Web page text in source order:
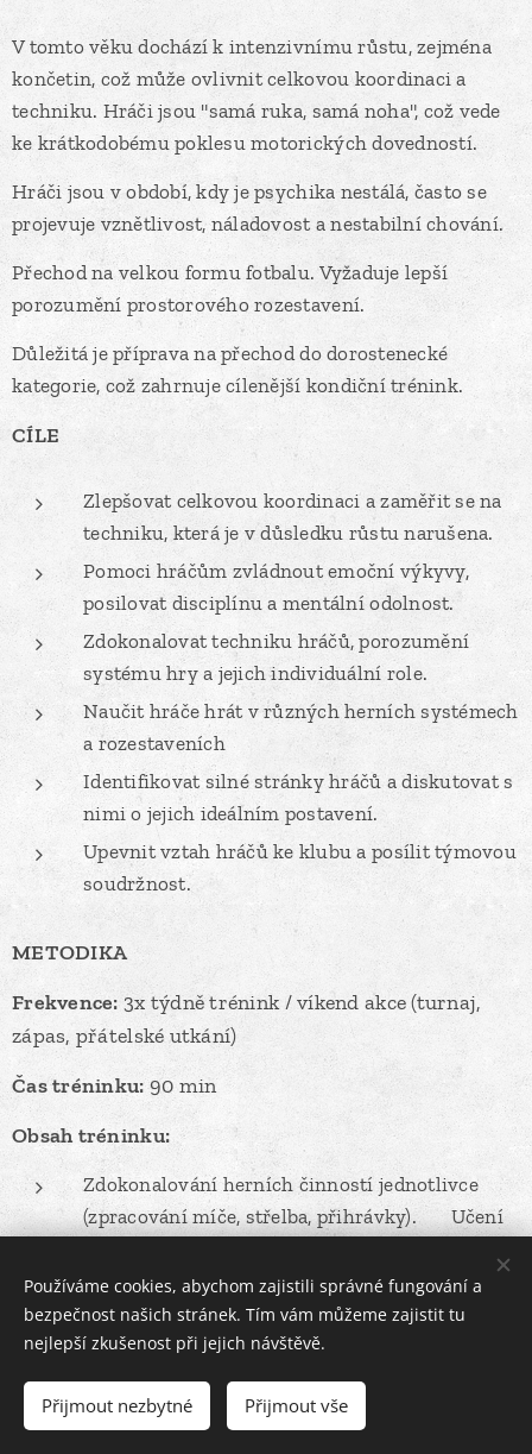
V tomto věku dochází k intenzivnímu růstu, zejména
končetin, což může ovlivnit celkovou koordinaci a
techniku. Hráči jsou "samá ruka, samá noha", což vede
ke krátkodobému poklesu motorických dovedností.
Hráči jsou v období, kdy je psychika nestálá, často se
projevuje vznětlivost, náladovost a nestabilní chování.
Přechod na velkou formu fotbalu. Vyžaduje lepší
porozumění prostorového rozestavení.
Důležitá je příprava na přechod do dorostenecké
kategorie, což zahrnuje cílenější kondiční trénink.
CÍLE
Zlepšovat celkovou koordinaci a zaměřit se na
techniku, která je v důsledku růstu narušena.
Pomoci hráčům zvládnout emoční výkyvy,
posilovat disciplínu a mentální odolnost.
Zdokonalovat techniku hráčů, porozumění
systému hry a jejich individuální role.
Naučit hráče hrát v různých herních systémech
a rozestaveních
Identifikovat silné stránky hráčů a diskutovat s
nimi o jejich ideálním postavení.
Upevnit vztah hráčů ke klubu a posílit týmovou
soudržnost.
METODIKA
Frekvence: 3x týdně trénink / víkend akce (turnaj,
zápas, přátelské utkání)
Čas tréninku: 90 min
Obsah tréninku:
Zdokonalování herních činností jednotlivce
(zpracování míče, střelba, přihrávky).
Učení
přepínání ve hře (defenzivní a ofenzivní fáze).
Cvičení zaměřená na vnímání prostoru a
správné nastavení hráče na hřišti.
Hra v podčíslení a rozvoj rozhodování pod
tlakem.
Používáme cookies, abychom zajistili správné fungování a
bezpečnost našich stránek. Tím vám můžeme zajistit tu
nejlepší zkušenost při jejich návštěvě.
Přijmout nezbytné Přijmout vše